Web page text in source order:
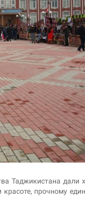
Таджикистана дали
прочному